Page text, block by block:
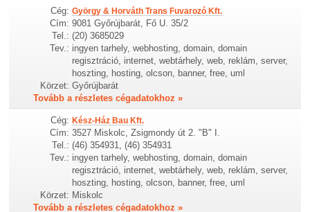
Cég: György & Horváth Trans Fuvarozó Kft.
Cím: 9081 Győrújbarát, Fő U. 35/2
Tel.: (20) 3685029
Tev.: ingyen tarhely, webhosting, domain, domain
regisztráció, internet, webtárhely, web, reklám, server,
hoszting, hosting, olcson, banner, free, uml
Körzet: Győrújbarát
Tovább a részletes cégadatokhoz »
Cég: Kész-Ház Bau Kft.
Cím: 3527 Miskolc, Zsigmondy út 2. "B" I.
Tel.: (46) 354931, (46) 354931
Tev.: ingyen tarhely, webhosting, domain, domain
regisztráció, internet, webtárhely, web, reklám, server,
hoszting, hosting, olcson, banner, free, uml
Körzet: Miskolc
Tovább a részletes cégadatokhoz »